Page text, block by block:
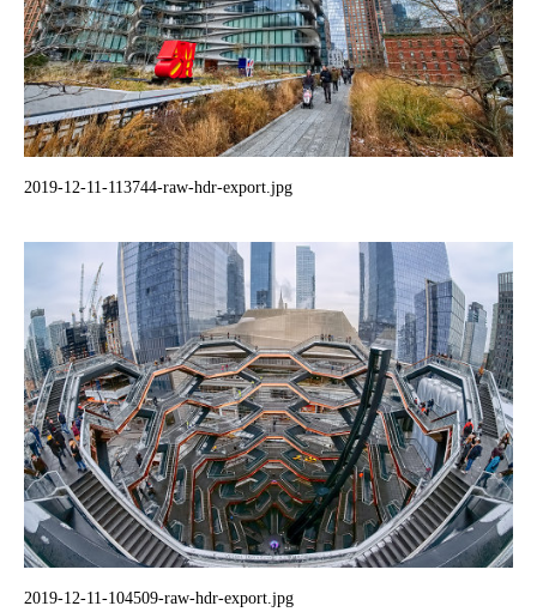
2019-12-11-113744-raw-hdr-export.jpg
2019-12-11-104509-raw-hdr-export.jpg